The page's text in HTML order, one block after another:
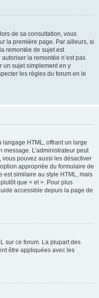
de sa consultation, vous
la première page. Par ailleurs, si
remontée de sujet est
la remontée n’est pas
un sujet simplement en y
les règles du forum en le
HTML, offrant un large
message. L’administrateur peut
pouvez aussi les désactiver
appropriée du formulaire de
est similaire au style HTML, mais
que < et >. Pour plus
accessible depuis la page de
sur ce forum. La plupart des
être appliquées avec les